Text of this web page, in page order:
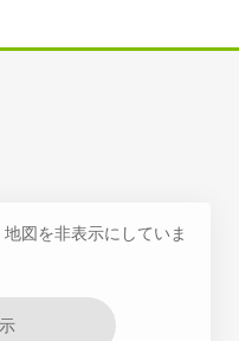
図を非表示にしていま